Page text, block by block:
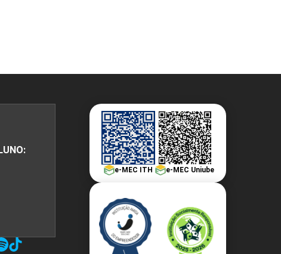
e-MEC ITH e-MEC Uniube